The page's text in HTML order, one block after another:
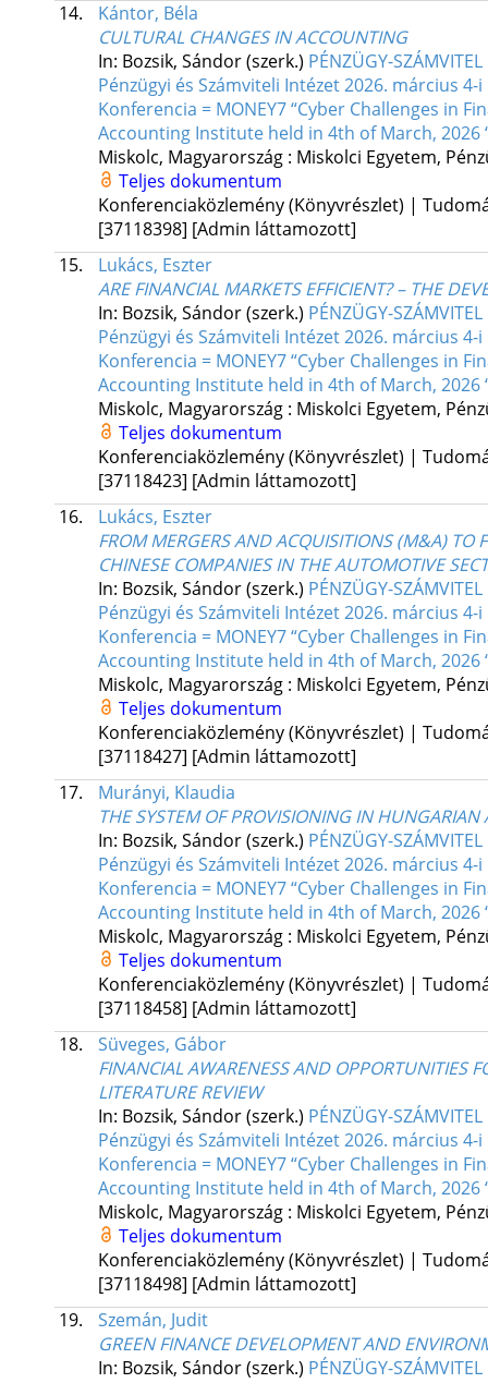
14.
Kántor, Béla
CULTURAL CHANGES IN ACCOUNTING
In: Bozsik, Sándor (szerk.) PÉNZÜGY-
Pénzügyi és Számviteli Intézet 2026. március
Konferencia = MONEY7 “Cyber Challenges in
Accounting Institute held in 4th of March,
Miskolc, Magyarország : Miskolci Egyetem,
Teljes dokumentum
Konferenciaközlemény (Könyvrészlet) |
[37118398] [Admin láttamozott]
15.
Lukács, Eszter
ARE FINANCIAL MARKETS EFFICIENT? – THE
In: Bozsik, Sándor (szerk.) PÉNZÜGY-
Pénzügyi és Számviteli Intézet 2026. március
Konferencia = MONEY7 “Cyber Challenges in
Accounting Institute held in 4th of March,
Miskolc, Magyarország : Miskolci Egyetem,
Teljes dokumentum
Konferenciaközlemény (Könyvrészlet) |
[37118423] [Admin láttamozott]
16.
Lukács, Eszter
FROM MERGERS AND ACQUISITIONS (M&A) TO
CHINESE COMPANIES IN THE AUTOMOTIVE
In: Bozsik, Sándor (szerk.) PÉNZÜGY-
Pénzügyi és Számviteli Intézet 2026. március
Konferencia = MONEY7 “Cyber Challenges in
Accounting Institute held in 4th of March,
Miskolc, Magyarország : Miskolci Egyetem,
Teljes dokumentum
Konferenciaközlemény (Könyvrészlet) |
[37118427] [Admin láttamozott]
17.
Murányi, Klaudia
THE SYSTEM OF PROVISIONING IN
In: Bozsik, Sándor (szerk.) PÉNZÜGY-
Pénzügyi és Számviteli Intézet 2026. március
Konferencia = MONEY7 “Cyber Challenges in
Accounting Institute held in 4th of March,
Miskolc, Magyarország : Miskolci Egyetem,
Teljes dokumentum
Konferenciaközlemény (Könyvrészlet) |
[37118458] [Admin láttamozott]
18.
Süveges, Gábor
FINANCIAL AWARENESS AND OPPORTUNITIES
LITERATURE REVIEW
In: Bozsik, Sándor (szerk.) PÉNZÜGY-
Pénzügyi és Számviteli Intézet 2026. március
Konferencia = MONEY7 “Cyber Challenges in
Accounting Institute held in 4th of March,
Miskolc, Magyarország : Miskolci Egyetem,
Teljes dokumentum
Konferenciaközlemény (Könyvrészlet) |
[37118498] [Admin láttamozott]
19.
Szemán, Judit
GREEN FINANCE DEVELOPMENT AND
In: Bozsik, Sándor (szerk.) PÉNZÜGY-